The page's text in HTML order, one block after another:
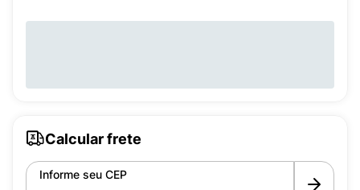
Calcular frete
Informe seu CEP